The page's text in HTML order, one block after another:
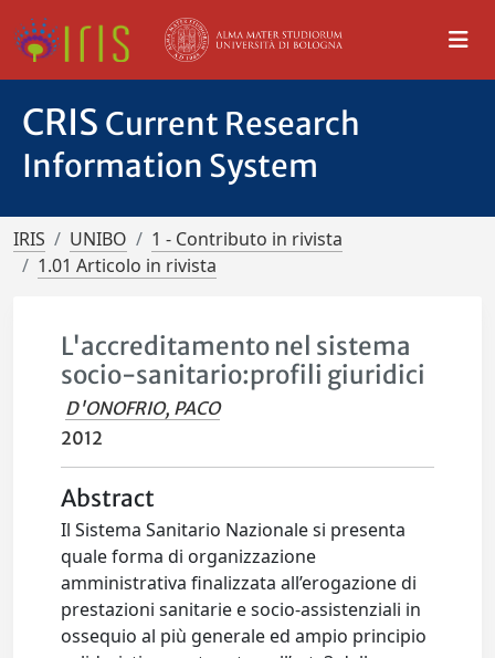
CRIS Current Research
Information System
IRIS UNIBO
1 - Contributo in rivista
1.01 Articolo in rivista
L'accreditamento nel sistema
socio-sanitario:profili giuridici
D'ONOFRIO, PACO
2012
Abstract
Il Sistema Sanitario Nazionale si presenta
quale forma di organizzazione
amministrativa finalizzata all’erogazione di
prestazioni sanitarie e socio-assistenziali in
ossequio al più generale ed ampio principio